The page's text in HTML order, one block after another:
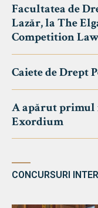
Facultatea de
Lazăr, la The
Competition
Caiete de Drept
A apărut primul
Exordium
CONCURSURI